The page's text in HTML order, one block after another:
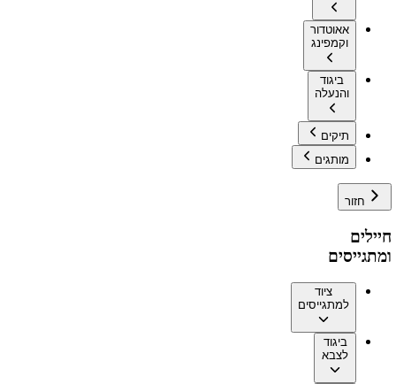
אאוטדור
וקמפינג
ביגוד
והנעלה
תיקים
מותגים
חזור
חיילים
ומתגייסים
ציוד
למתגייסים
ביגוד
לצבא